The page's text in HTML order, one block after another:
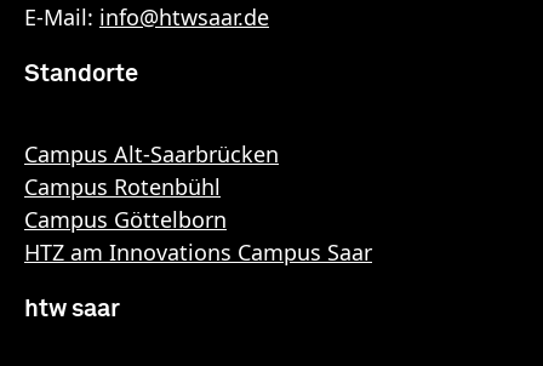
E-Mail: info@htwsaar.de
Standorte
Campus Alt-Saarbrücken
Campus Rotenbühl
Campus Göttelborn
HTZ am Innovations Campus Saar
htw saar